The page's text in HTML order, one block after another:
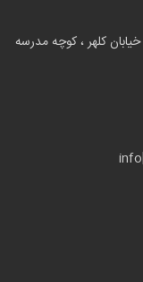
کلهر ، کوچه مدرسه